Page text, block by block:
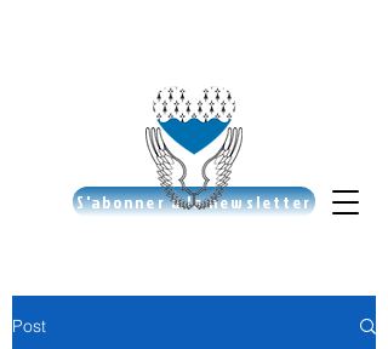
S'abonner à la newsletter
Post